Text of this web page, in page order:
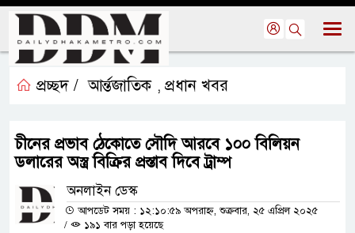
প্রচ্ছদ / আর্ন্তজাতিক , প্রধান খবর
চীনের প্রভাব ঠেকোতে সৌদি আরবে ১০০ বিলিয়ন
ডলারের অস্ত্র বিক্রির প্রস্তাব দিবে ট্রাম্প
অনলাইন ডেস্ক
আপডেট সময় : ১২:১০:৫৯ অপরাহ্ন, শুক্রবার, ২৫ এপ্রিল ২০২৫
/
১৯১ বার পড়া হয়েছে